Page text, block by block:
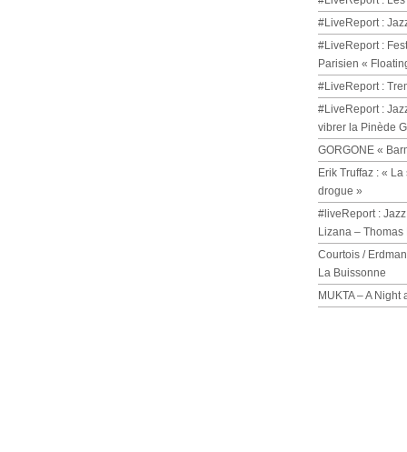
#LiveReport :
#LiveReport :
Parisien «
#LiveReport :
#LiveReport :
vibrer la Pinède
GORGONE «
Erik Truffaz : «
drogue »
#liveReport :
Lizana –
Courtois /
La Buissonne
MUKTA – A